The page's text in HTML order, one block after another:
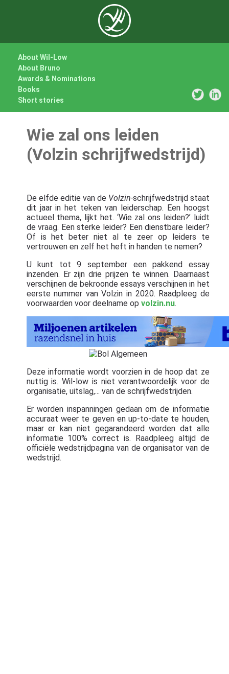
About Wil-Low
About Bruno
Awards & Nominations
Books
Short stories
Wie zal ons leiden
(Volzin schrijfwedstrijd)
De elfde editie van de Volzin-schrijfwedstrijd staat
dit jaar in het teken van leiderschap. Een hoogst
actueel thema, lijkt het. ‘Wie zal ons leiden?’ luidt
de vraag. Een sterke leider? Een dienstbare leider?
Of is het beter niet al te zeer op leiders te
vertrouwen en zelf het heft in handen te nemen?
U kunt tot 9 september een pakkend essay
inzenden. Er zijn drie prijzen te winnen. Daarnaast
verschijnen de bekroonde essays verschijnen in het
eerste nummer van Volzin in 2020. Raadpleeg de
voorwaarden voor deelname op volzin.nu.
Deze informatie wordt voorzien in de hoop dat ze
nuttig is. Wil-low is niet verantwoordelijk voor de
organisatie, uitslag,... van de schrijfwedstrijden.
Er worden inspanningen gedaan om de informatie
accuraat weer te geven en up-to-date te houden,
maar er kan niet gegarandeerd worden dat alle
informatie 100% correct is. Raadpleeg altijd de
officiële wedstrijdpagina van de organisator van de
wedstrijd.